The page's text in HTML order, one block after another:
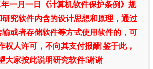
一月一日《计算机软件保护条例》规
研究软件内含的设计思想和原理，通过
或者存储软件等方式使用软件的，可
权人许可，不向其支付报酬!鉴于此，
大家按此说明研究软件!谢谢